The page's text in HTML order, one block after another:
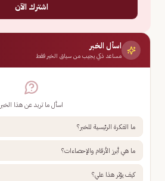
اشترك الآن
اسأل الخبر
مساعد ذكي يجيب من سياق الخبر فقط
اسأل ما تريد عن هذا الخبر
ما الفكرة الرئيسية للخبر؟
ما هي أبرز الأرقام والإحصاءات؟
كيف يؤثر هذا علي؟